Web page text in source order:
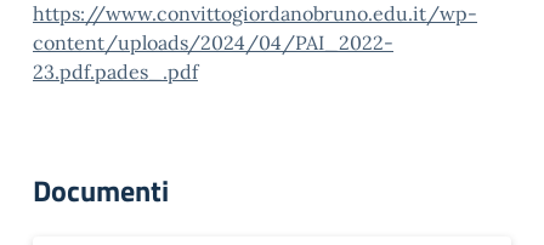
https://www.convittogiordanobruno.edu.it/wp-
content/uploads/2024/04/PAI_2022-
23.pdf.pades_.pdf
Documenti